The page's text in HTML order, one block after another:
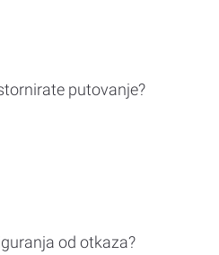
putovanje?
od otkaza?